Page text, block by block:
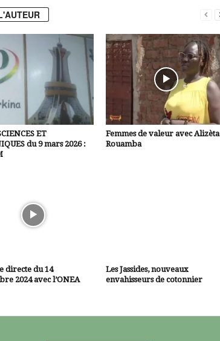
ET
du 9 mars 2026 :
Femmes de valeur avec Alizèta
Rouamba
directe du 14
2024 avec l’ONEA
Les Jassides, nouveaux
envahisseurs de cotonnier